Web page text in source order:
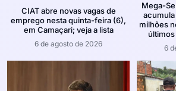
CIAT abre novas vagas de
emprego nesta quinta-feira (6),
em Camaçari; veja a lista
6 de agosto de 2026
Mega-
acumula
milhões
6